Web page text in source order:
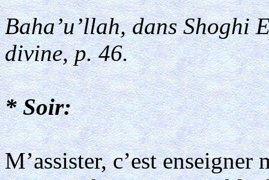
Baha’u’llah, dans Shoghi
divine, p. 46.
* Soir:
M’assister, c’est